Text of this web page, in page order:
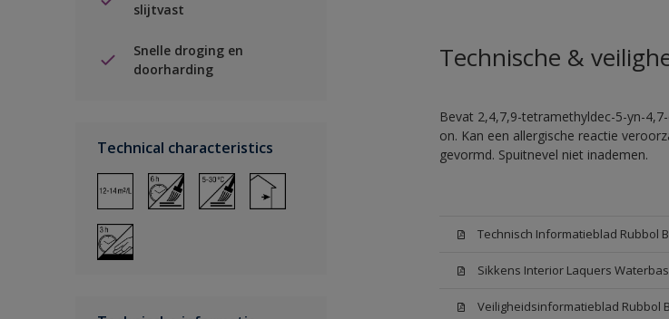
slijtvast
Snelle droging en
doorharding
Technical characteristics
Technische &
Bevat 2,4,7,9-tetramethyldec-5-yn-
on. Kan een allergische reactie
gevormd. Spuitnevel niet inademen.
Technisch Informatieblad Rubbol
Sikkens Interior Laquers
Veiligheidsinformatieblad Rubbol